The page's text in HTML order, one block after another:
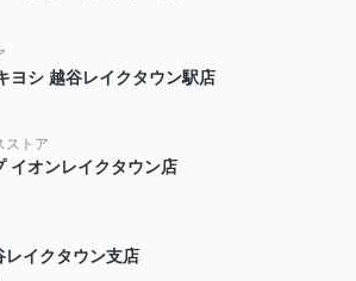
ヨシ 越谷レイクタウン駅店
ストア
イオンレイクタウン店
レイクタウン支店